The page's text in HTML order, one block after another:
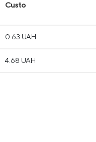
Custo
0.63 UAH
4.68 UAH